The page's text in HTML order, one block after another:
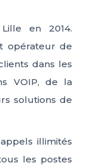
en 2014.
opérateur de
dans les
VOIP, de la
solutions de
illimités
les postes